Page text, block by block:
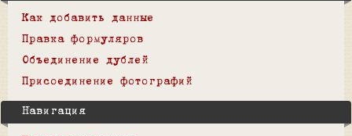
Как добавить данные
Правка формуляров
Объединение дублей
Присоединение фотографий
Навигация